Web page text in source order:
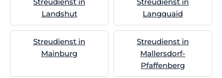
Landshut
Langquaid
Streudienst in
Mainburg
Streudienst in
Mallersdorf-
Pfaffenberg